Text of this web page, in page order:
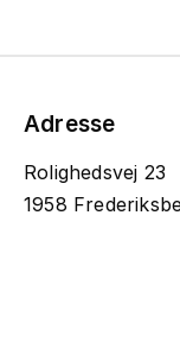
Adresse
Rolighedsvej 23
1958